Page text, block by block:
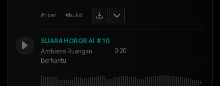
#riser #build
SUARA HOROR AI #10
Ambiens Ruangan
Berhantu
0:20